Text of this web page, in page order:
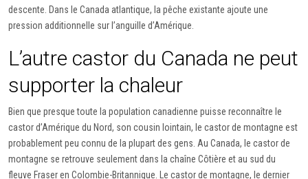
descente. Dans le Canada atlantique, la pêche existante ajoute une
pression additionnelle sur l’anguille d’Amérique.
L’autre castor du Canada ne peut
supporter la chaleur
Bien que presque toute la population canadienne puisse reconnaître le
castor d’Amérique du Nord, son cousin lointain, le castor de montagne est
probablement peu connu de la plupart des gens. Au Canada, le castor de
montagne se retrouve seulement dans la chaîne Côtière et au sud du
fleuve Fraser en Colombie-Britannique. Le castor de montagne, le dernier